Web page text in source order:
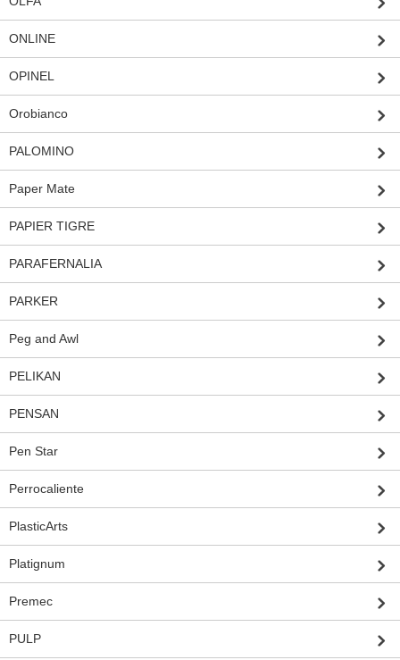
ONLINE
OPINEL
Orobianco
PALOMINO
Paper Mate
PAPIER TIGRE
PARAFERNALIA
PARKER
Peg and Awl
PELIKAN
PENSAN
Pen Star
Perrocaliente
PlasticArts
Platignum
Premec
PULP